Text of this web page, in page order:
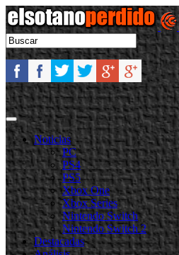
Noticias
PC
PS4
PS5
Xbox One
Xbox Series
Nintendo Switch
Nintendo Switch 2
Destacadas